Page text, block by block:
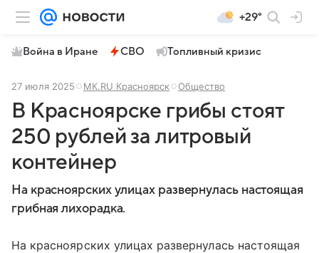
+29°
Война в Иране СВО Топливный кризис
27 июля 2025 МК.RU Красноярск Общество
В Красноярске грибы стоят
250 рублей за литровый
контейнер
На красноярских улицах развернулась настоящая
грибная лихорадка.
На красноярских улицах развернулась настоящая